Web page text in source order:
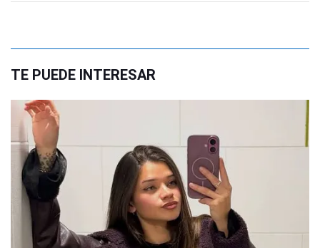
TE PUEDE INTERESAR